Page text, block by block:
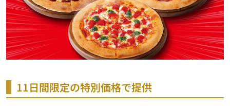
11日間限定の特別価格で提供